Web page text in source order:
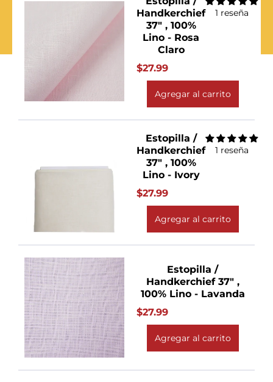
Handkerchief
37" , 100%
Lino - Rosa
Claro
1 reseña
$27.99
Agregar al carrito
Estopilla /
Handkerchief
37" , 100%
Lino - Ivory
1 reseña
$27.99
Agregar al carrito
Estopilla /
Handkerchief 37" ,
100% Lino - Lavanda
$27.99
Agregar al carrito